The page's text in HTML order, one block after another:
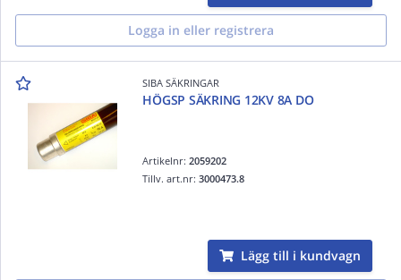
Logga in eller registrera
SIBA SÄKRINGAR
HÖGSP SÄKRING 12KV 8A DO
Artikelnr:2059202
Tillv. art.nr:3000473.8
Lägg till i kundvagn